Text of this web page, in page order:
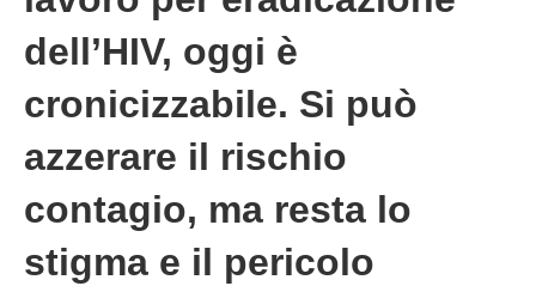
dell’HIV, oggi è
cronicizzabile. Si può
azzerare il rischio
contagio, ma resta lo
stigma e il pericolo